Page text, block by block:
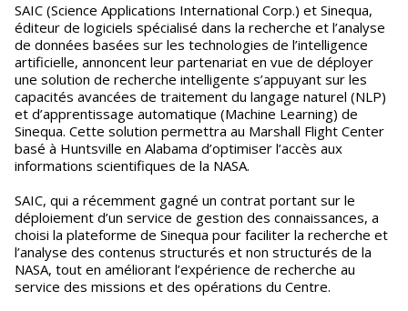
SAIC (Science Applications International Corp.) et Sinequa,
éditeur de logiciels spécialisé dans la recherche et l’analyse
de données basées sur les technologies de l’intelligence
artificielle, annoncent leur partenariat en vue de déployer
une solution de recherche intelligente s’appuyant sur les
capacités avancées de traitement du langage naturel (NLP)
et d’apprentissage automatique (Machine Learning) de
Sinequa. Cette solution permettra au Marshall Flight Center
basé à Huntsville en Alabama d’optimiser l’accès aux
informations scientifiques de la NASA.
SAIC, qui a récemment gagné un contrat portant sur le
déploiement d’un service de gestion des connaissances, a
choisi la plateforme de Sinequa pour faciliter la recherche et
l’analyse des contenus structurés et non structurés de la
NASA, tout en améliorant l’expérience de recherche au
service des missions et des opérations du Centre.